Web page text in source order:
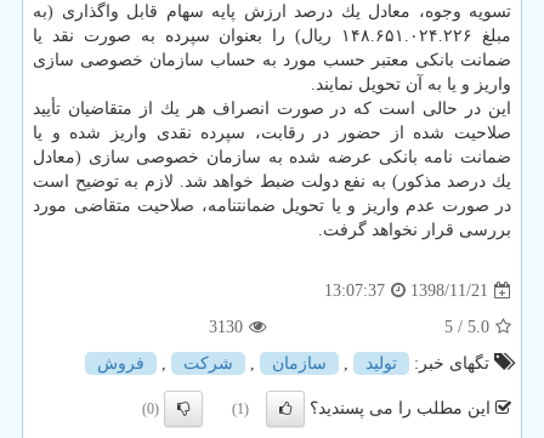
تسویه وجوه، معادل یك درصد ارزش پایه سهام قابل واگذاری (به
مبلغ ۱۴۸.۶۵۱.۰۲۴.۲۲۶ ریال) را بعنوان سپرده به صورت نقد یا
ضمانت بانكی معتبر حسب مورد به حساب سازمان خصوصی سازی
واریز و یا به آن تحویل نمایند.
این در حالی است كه در صورت انصراف هر یك از متقاضیان تأیید
صلاحیت شده از حضور در رقابت، سپرده نقدی واریز شده و یا
ضمانت نامه بانكی عرضه شده به سازمان خصوصی سازی (معادل
یك درصد مذكور) به نفع دولت ضبط خواهد شد. لازم به توضیح است
در صورت عدم واریز و یا تحویل ضمانتنامه، صلاحیت متقاضی مورد
بررسی قرار نخواهد گرفت.
1398/11/21
13:07:37
5.0
/ 5
3130
تگهای خبر:
تولید , سازمان , شركت , فروش
این مطلب را می پسندید؟ (1)
(0)